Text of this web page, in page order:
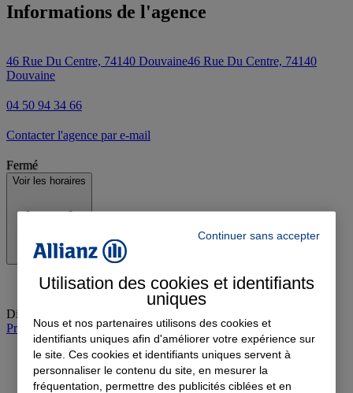
Informations de l'agence
46 Rue Du Centre, 74140 Douvaine46 Rue Du Centre, 74140
Douvaine
04 50 94 34 66
Contacter l'agence par e-mail
Fermé
Voir les horaires
Dimanche
Prendre rendez-vous à l'agence
Continuer sans accepter
Utilisation des cookies et identifiants
uniques
Nous et nos partenaires utilisons des cookies et
identifiants uniques afin d'améliorer votre expérience sur
le site. Ces cookies et identifiants uniques servent à
personnaliser le contenu du site, en mesurer la
fréquentation, permettre des publicités ciblées et en